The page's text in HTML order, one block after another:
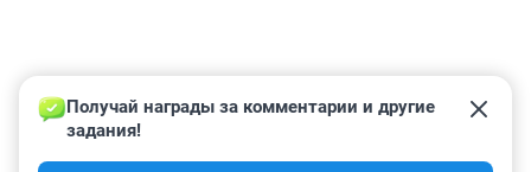
Получай награды за комментарии и другие
задания!